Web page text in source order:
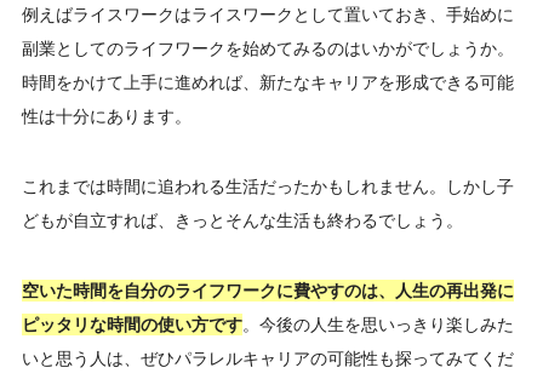
例えばライスワークはライスワークとして置いておき、手始めに
副業としてのライフワークを始めてみるのはいかがでしょうか。
時間をかけて上手に進めれば、新たなキャリアを形成できる可能
性は十分にあります。
これまでは時間に追われる生活だったかもしれません。しかし子
どもが自立すれば、きっとそんな生活も終わるでしょう。
空いた時間を自分のライフワークに費やすのは、人生の再出発に
ピッタリな時間の使い方です。今後の人生を思いっきり楽しみた
いと思う人は、ぜひパラレルキャリアの可能性も探ってみてくだ